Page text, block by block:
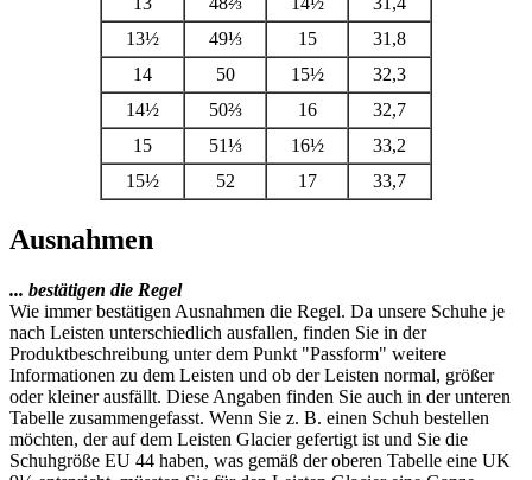
13½
49⅓ 15
31,8
14
50 15½
32,3
14½
50⅔ 16
32,7
15
51⅓ 16½
33,2
15½
52 17 33,7
Ausnahmen
... bestätigen die Regel
Wie immer bestätigen Ausnahmen die Regel. Da unsere Schuhe je
nach Leisten unterschiedlich ausfallen, finden Sie in der
Produktbeschreibung unter dem Punkt "Passform" weitere
Informationen zu dem Leisten und ob der Leisten normal, größer
oder kleiner ausfällt. Diese Angaben finden Sie auch in der unteren
Tabelle zusammengefasst. Wenn Sie z. B. einen Schuh bestellen
möchten, der auf dem Leisten Glacier gefertigt ist und Sie die
Schuhgröße EU 44 haben, was gemäß der oberen Tabelle eine UK